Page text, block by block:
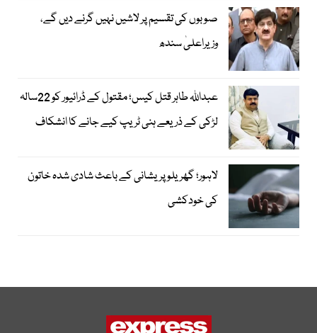
صوبوں کی تقسیم پر لاشیں نہیں گرنے دیں گے،
وزیراعلیٰ سندھ
عبداللہ طاہر قتل کیس؛ مقتول کے ڈرائیور کو 22سالہ
لڑکی کے ذریعے ہنی ٹریپ کیے جانے کا انشکاف
لاہور؛ گھریلو پریشانی کے باعث شادی شدہ خاتون
کی خودکشی